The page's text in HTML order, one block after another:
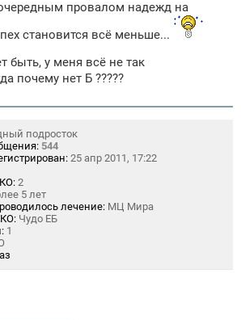
провалом надежд на
становится всё меньше...
быть, у меня всё не так
почему нет Б ?????
подросток
544
25 апр 2011, 17:22
2
5 лет
лечение: МЦ Мира
Чудо ЕБ
1